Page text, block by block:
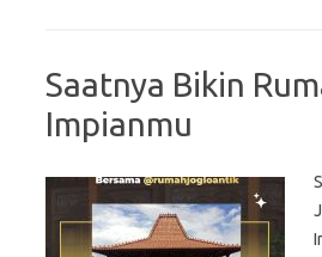
Saatnya Bikin
Impianmu